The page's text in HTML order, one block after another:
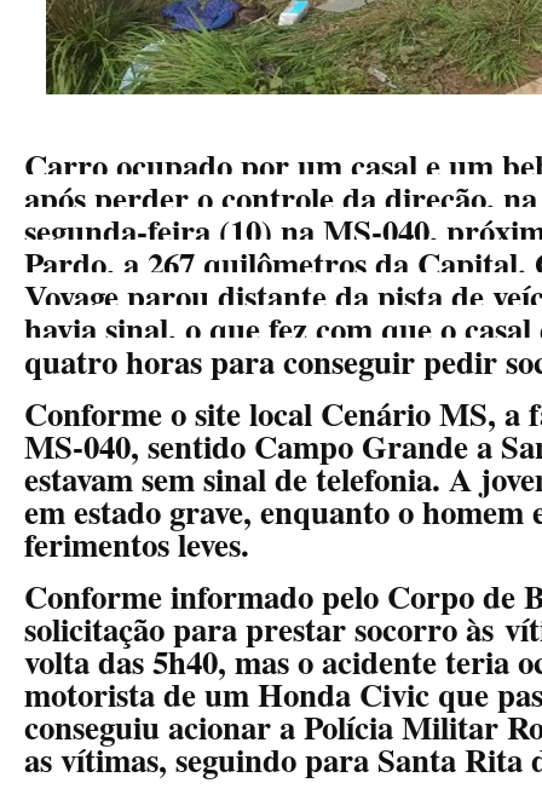
Carro ocupado por um casal e um
após perder o controle da direção,
segunda-feira (10) na MS-040,
Pardo, a 267 quilômetros da Capital.
Voyage parou distante da pista de
havia sinal, o que fez com que o
quatro horas para conseguir pedir
Conforme o site local Cenário MS, a
MS-040, sentido Campo Grande a
estavam sem sinal de telefonia. A
em estado grave, enquanto o homem
ferimentos leves.
Conforme informado pelo Corpo de
solicitação para prestar socorro às
volta das 5h40, mas o acidente teria
motorista de um Honda Civic que
conseguiu acionar a Polícia Militar
as vítimas, seguindo para Santa Rita